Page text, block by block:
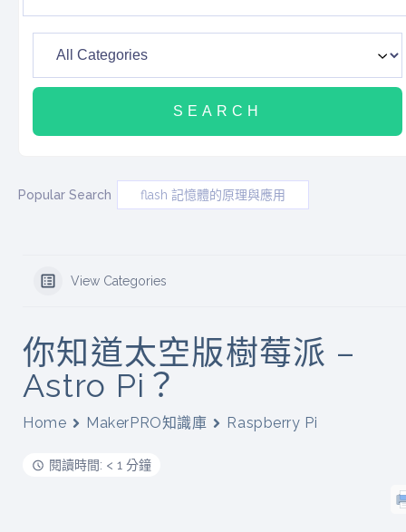
Popular Search flash 記憶體的原理與應用
View Categories
你知道太空版樹莓派 –
Astro Pi？
Home MakerPRO知識庫 Raspberry Pi
閱讀時間: < 1 分鐘